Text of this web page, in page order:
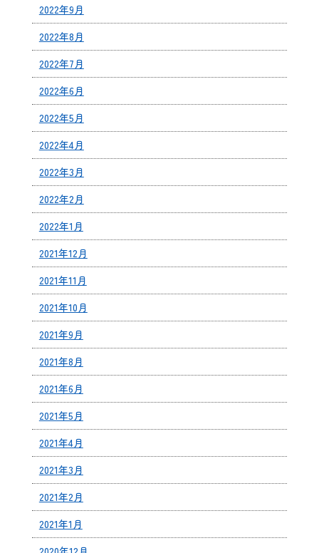
2022年9月
2022年8月
2022年7月
2022年6月
2022年5月
2022年4月
2022年3月
2022年2月
2022年1月
2021年12月
2021年11月
2021年10月
2021年9月
2021年8月
2021年6月
2021年5月
2021年4月
2021年3月
2021年2月
2021年1月